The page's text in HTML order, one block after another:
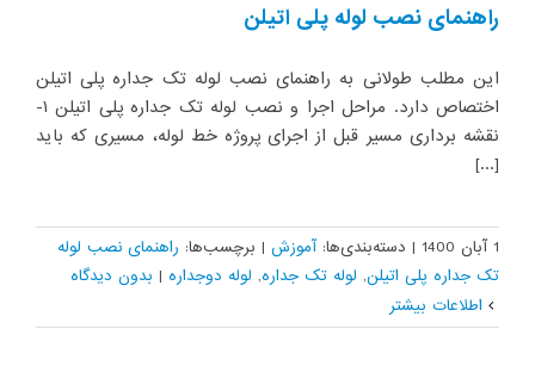
راهنمای نصب لوله پلی اتیلن
این مطلب طولانی به راهنمای نصب لوله تک جداره پلی اتیلن
اختصاص دارد. مراحل اجرا و نصب لوله تک جداره پلی اتیلن ۱-
نقشه برداری مسیر قبل از اجرای پروژه خط لوله، مسیری که باید
[...]
1 آبان 1400 | دسته‌بندی‌ها:آموزش | برچسب‌ها: راهنمای نصب لوله
تک جداره پلی اتیلن, لوله تک جداره, لوله دوجداره | بدون ديدگاه
اطلاعات بیشتر